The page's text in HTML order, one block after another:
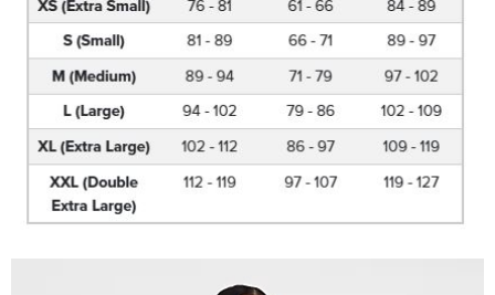
恩沛科技股份有限公司將有權停止該用戶之使用額度並採取法律行動。